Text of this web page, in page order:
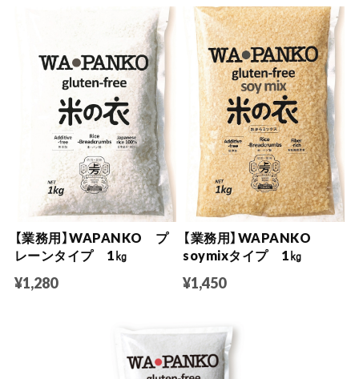
【業務用】WAPANKO プ
レーンタイプ 1㎏
¥1,280
【業務用】WAPANKO
soymixタイプ 1㎏
¥1,450